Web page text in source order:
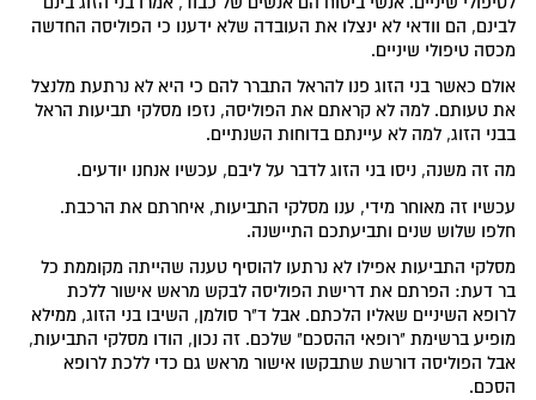
לבינם, הם וודאי לא ינצלו את העובדה שלא ידענו כי הפוליסה החדשה
מכסה טיפולי שיניים.
אולם כאשר בני הזוג פנו להראל התברר להם כי היא לא נרתעת מלנצל
את טעותם. למה לא קראתם את הפוליסה, נזפו מסלקי תביעות הראל
בבני הזוג, למה לא עיינתם בדוחות השנתיים.
מה זה משנה, ניסו בני הזוג לדבר על ליבם, עכשיו אנחנו יודעים.
עכשיו זה מאוחר מידי, ענו מסלקי התביעות, איחרתם את הרכבת.
חלפו שלוש שנים ותביעתכם התיישנה.
מסלקי התביעות אפילו לא נרתעו להוסיף טענה שהייתה מקוממת כל
בר דעת: הפרתם את דרישת הפוליסה לבקש מראש אישור ללכת
לרופא השיניים שאליו הלכתם. אבל ד"ר סולמן, השיבו בני הזוג, ממילא
מופיע ברשימת "רופאי ההסכם" שלכם. זה נכון, הודו מסלקי התביעות,
אבל הפוליסה דורשת שתבקשו אישור מראש גם כדי ללכת לרופא
הסכם.